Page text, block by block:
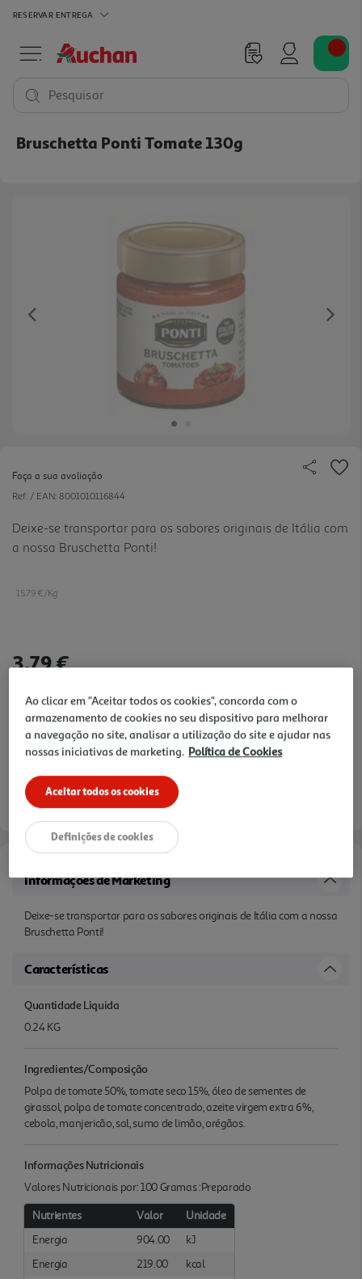
RESERVAR ENTREGA
Pesquisar
Bruschetta Ponti Tomate 130g
Previous
Faça a sua avaliação
Ref. / EAN: 8001010116844
Deixe-se transportar para os sabores originais de Itália com
a nossa Bruschetta Ponti!
15.79 €/Kg
3,79 €
Notas de preparação
Informações de Marketing
Deixe-se transportar para os sabores originais de Itália com a nossa
Bruschetta Ponti!
Características
Quantidade Liquida
0.24 KG
Ingredientes/Composição
Polpa de tomate 50%, tomate seco 15%, óleo de sementes de
girassol, polpa de tomate concentrado, azeite virgem extra 6%,
cebola, manjericão, sal, sumo de limão, orégãos.
Informações Nutricionais
Valores Nutricionais por: 100 Gramas :Preparado
Nutrientes Valor
Unidade
Energia
904.00
kJ
Energia
219.00
kcal
Ao clicar em "Aceitar todos os cookies", concorda com o
armazenamento de cookies no seu dispositivo para melhorar
a navegação no site, analisar a utilização do site e ajudar nas
nossas iniciativas de marketing. Política de Cookies
Aceitar todos os cookies
Definições de cookies